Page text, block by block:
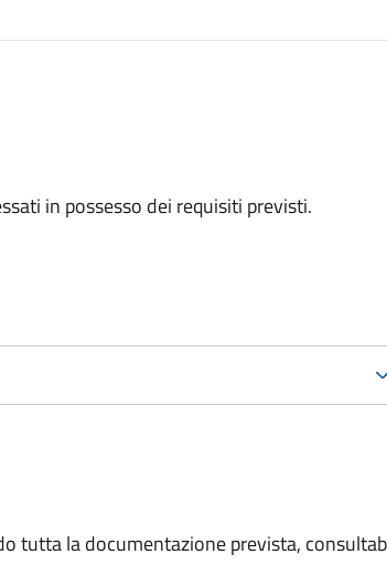
in possesso dei requisiti previsti.
tutta la documentazione prevista,